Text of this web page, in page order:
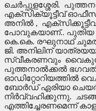
ചെർപ്പുളശ്ശേരി.
എക്സിക്യൂട്ടീവ്
അനിൽ ,
പോവുകയാണ്.. പുതിയ
കെ.കെ. രഘുനാഥ്
ജി. അനിലിന്
സ്വീകരണവും
പുത്തനാൽക്കൽ ഭഗവതി
ഓഡിറ്റോറിയത്തിൽ
ബോർഡ് ഏരിയാ
നിർവ്വഹിക്കുന്നു.
എത്തിച്ചേരണമെന്ന്